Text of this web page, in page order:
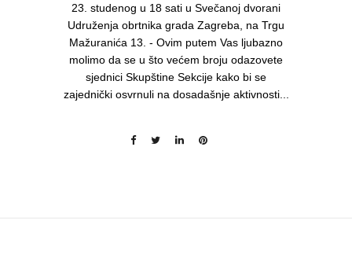
23. studenog u 18 sati u Svečanoj dvorani
Udruženja obrtnika grada Zagreba, na Trgu
Mažuranića 13. - Ovim putem Vas ljubazno
molimo da se u što većem broju odazovete
sjednici Skupštine Sekcije kako bi se
zajednički osvrnuli na dosadašnje aktivnosti...